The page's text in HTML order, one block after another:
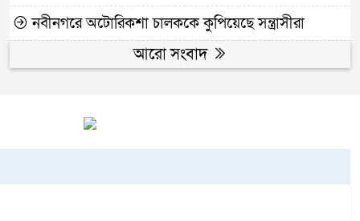
নবীনগরে অটোরিকশা চালককে কুপিয়েছে সন্ত্রাসীরা
আরো সংবাদ